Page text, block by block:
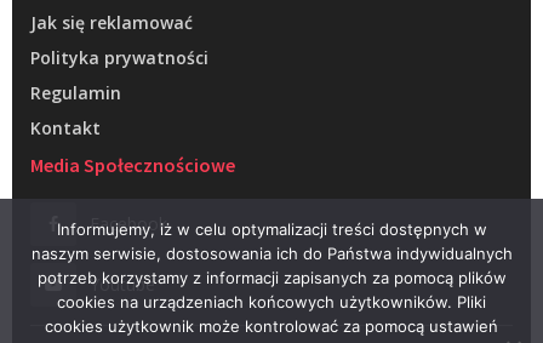
Jak się reklamować
Polityka prywatności
Regulamin
Kontakt
Media Społecznościowe
Facebook
Youtube
Informujemy, iż w celu optymalizacji treści dostępnych w
naszym serwisie, dostosowania ich do Państwa indywidualnych
potrzeb korzystamy z informacji zapisanych za pomocą plików
cookies na urządzeniach końcowych użytkowników. Pliki
cookies użytkownik może kontrolować za pomocą ustawień